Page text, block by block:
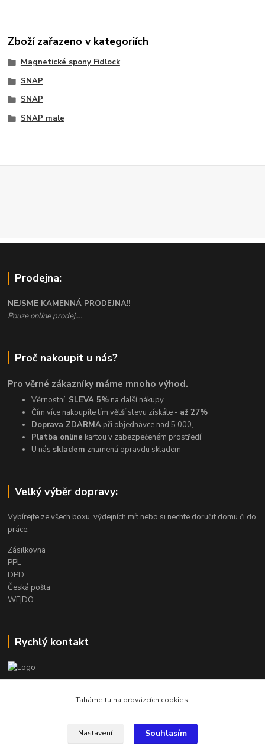
Zboží zařazeno v kategoriích
Magnetické spony Fidlock
SNAP
SNAP
SNAP male
Prodejna:
NEJSME KAMENNÁ PRODEJNA!!
Pouze online prodej....
Proč nakoupit u nás?
Pro věrné zákazníky máme mnoho výhod.
Věrnostní SLEVA 5% na další nákupy
Čím více nakoupíte tím větší slevu získáte - až 27%
Doprava ZDARMA při objednávce nad 5.000,-
Platba online kartou v zabezpečeném prostředí
U nás skladem znamená opravdu skladem
Velký výběr dopravy:
Vybírejte ze všech boxu, výdejních mít nebo si nechte doručit domu či do
práce.
Zásilkovna
PPL
DPD
Česká pošta
WE|DO
Rychlý kontakt
info@armygalanterie.czTaháme tu na provázcích cookies.
Nastavení Souhlasím